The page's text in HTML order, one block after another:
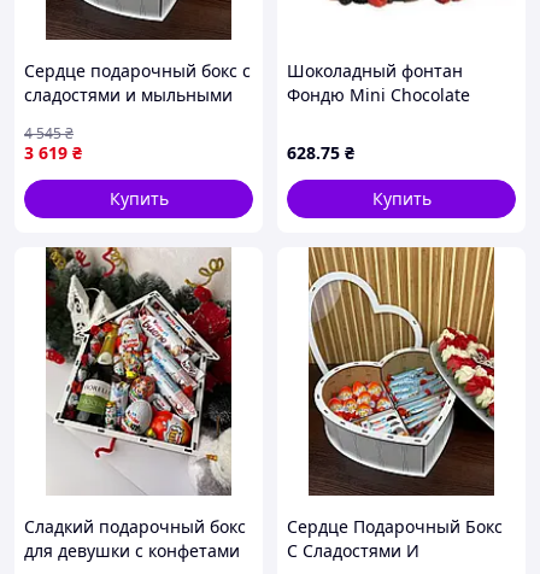
Сердце подарочный бокс с
сладостями и мыльными
подарунковий бокс з
солодощами та мильними
трояндами
3 619 ₴
4 545₴
Купить
Шоколадный фонтан
Фондю Mini Chocolate
Домашняя мини -
фондюшница
628.75 ₴
Купить
Сладкий подарочный бокс
для девушки с конфетами
Сердце Подарочный Бокс
С Сладостями И